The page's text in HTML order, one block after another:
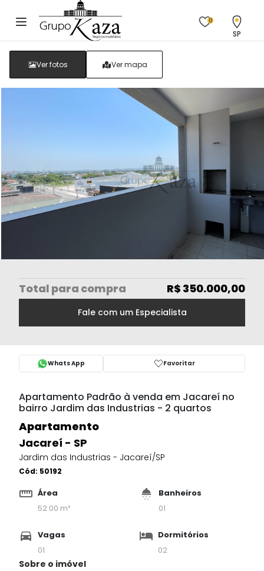
0
SP
Ver fotos Ver mapa
Apartamento Padrão à venda em Jacareí no
bairro Jardim das Industrias - 2 quartos
Apartamento
Jacareí - SP
Jardim das Industrias - Jacareí/SP
Cód: 50192
Área
52.00 m²
Banheiros
01
Vagas
01
Dormitórios
02
Sobre o imóvel
Total para compra R$ 350.000,00
Fale com um Especialista
Whats App Favoritar